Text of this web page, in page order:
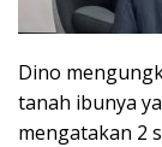
Dino
tanah ibunya
mengatakan 2